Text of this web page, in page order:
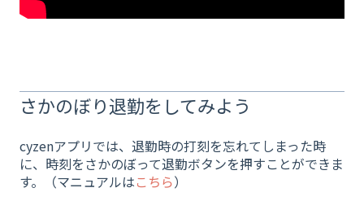
さかのぼり退勤をしてみよう
cyzenアプリでは、退勤時の打刻を忘れてしまった時
に、時刻をさかのぼって退勤ボタンを押すことができま
す。（マニュアルはこちら）